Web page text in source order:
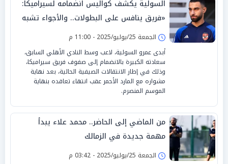
السولية يكشف كواليس انضمامه لسيراميكا:
«فريق ينافس على البطولات.. والأجواء تشبه
الأهلي»
الجمعة 25/يوليو/2025 - 11:00 م
أبدى عمرو السولية، لاعب وسط النادي الأهلي السابق،
سعادته الكبيرة بالانضمام إلى صفوف فريق سيراميكا،
وذلك في إطار الانتقالات الصيفية الحالية، بعد نهاية
مشواره مع المارد الأحمر عقب انتهاء تعاقده بنهاية
الموسم المنصرم.
من الماضي إلى الحاضر.. محمد علاء يبدأ
مهمة جديدة في الزمالك
الجمعة 25/يوليو/2025 - 03:42 م